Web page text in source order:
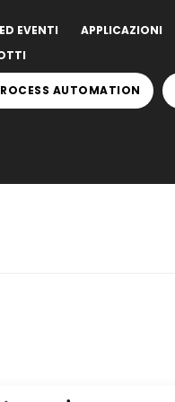
EVENTI APPLICAZIONI
AUTOMATION